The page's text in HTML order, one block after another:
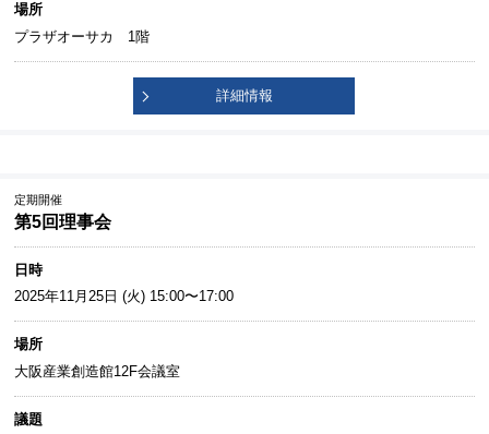
場所
プラザオーサカ 1階
詳細情報
定期開催
第5回理事会
日時
2025年11月25日 (火) 15:00〜17:00
場所
大阪産業創造館12F会議室
議題